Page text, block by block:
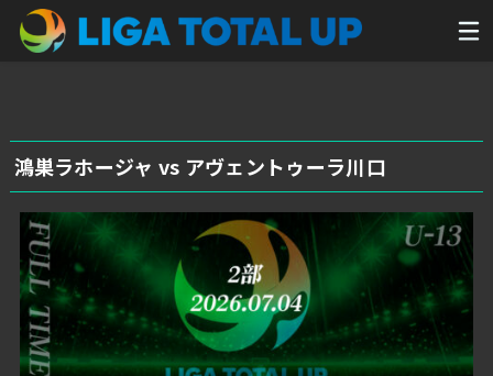
鴻巣ラホージャ vs アヴェントゥーラ川口